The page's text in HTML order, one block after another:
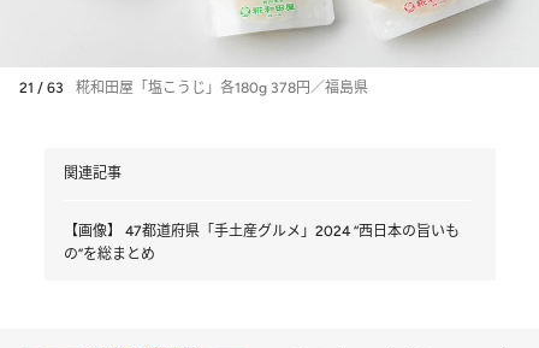
21 / 63 糀和田屋「塩こうじ」各180g 378円／福島県
関連記事
【画像】 47都道府県「手土産グルメ」2024 “西日本の旨いも
の”を総まとめ